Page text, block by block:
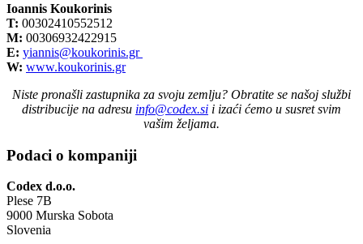
Ioannis Koukorinis
T: 00302410552512
M: 00306932422915
E: yiannis@koukorinis.gr
W: www.koukorinis.gr
Niste pronašli zastupnika za svoju zemlju? Obratite se našoj službi
distribucije na adresu info@codex.si i izaći ćemo u susret svim
vašim željama.
Podaci o kompaniji
Codex d.o.o.
Plese 7B
9000 Murska Sobota
Slovenia